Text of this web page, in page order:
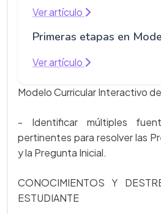
Ver artículo
Primeras etapas en
Ver artículo
Modelo Curricular Interactivo
- Identificar múltiples
pertinentes para resolver las
y la Pregunta Inicial.
CONOCIMIENTOS Y
ESTUDIANTE